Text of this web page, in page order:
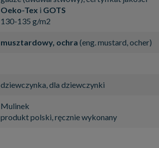
Oeko-Tex i GOTS
130-135 g/m2
musztardowy, ochra (eng. mustard, ocher)
dziewczynka, dla dziewczynki
Mulinek
produkt polski, ręcznie wykonany